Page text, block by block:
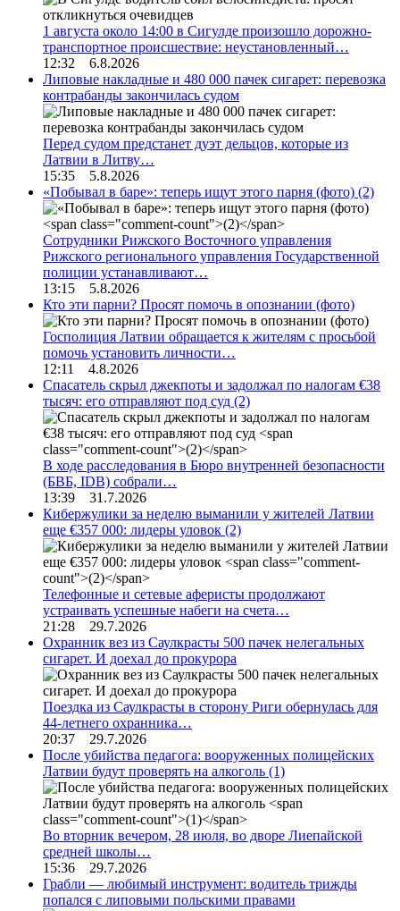
1 августа около 14:00 в Сигулде произошло дорожно-
транспортное происшествие: неустановленный…
12:32 6.8.2026
Липовые накладные и 480 000 пачек сигарет: перевозка
контрабанды закончилась судом
Перед судом предстанет дуэт дельцов, которые из
Латвии в Литву…
15:35 5.8.2026
«Побывал в баре»: теперь ищут этого парня (фото) (2)
Сотрудники Рижского Восточного управления
Рижского регионального управления Государственной
полиции устанавливают…
13:15 5.8.2026
Кто эти парни? Просят помочь в опознании (фото)
Госполиция Латвии обращается к жителям с просьбой
помочь установить личности…
12:11 4.8.2026
Спасатель скрыл джекпоты и задолжал по налогам €38
тысяч: его отправляют под суд (2)
В ходе расследования в Бюро внутренней безопасности
(БВБ, IDB) собрали…
13:39 31.7.2026
Кибержулики за неделю выманили у жителей Латвии
еще €357 000: лидеры уловок (2)
Телефонные и сетевые аферисты продолжают
устраивать успешные набеги на счета…
21:28 29.7.2026
Охранник вез из Саулкрасты 500 пачек нелегальных
сигарет. И доехал до прокурора
Поездка из Саулкрасты в сторону Риги обернулась для
44-летнего охранника…
20:37 29.7.2026
После убийства педагога: вооруженных полицейских
Латвии будут проверять на алкоголь (1)
Во вторник вечером, 28 июля, во дворе Лиепайской
средней школы…
15:36 29.7.2026
Грабли — любимый инструмент: водитель трижды
попался с липовыми польскими правами